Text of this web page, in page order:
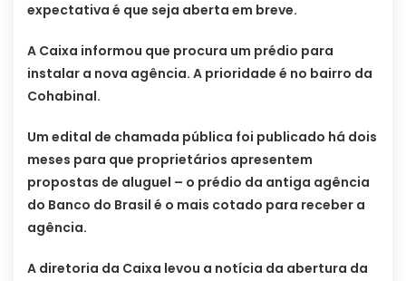
expectativa é que seja aberta em breve.
A Caixa informou que procura um prédio para
instalar a nova agência. A prioridade é no bairro da
Cohabinal.
Um edital de chamada pública foi publicado há dois
meses para que proprietários apresentem
propostas de aluguel – o prédio da antiga agência
do Banco do Brasil é o mais cotado para receber a
agência.
A diretoria da Caixa levou a notícia da abertura da